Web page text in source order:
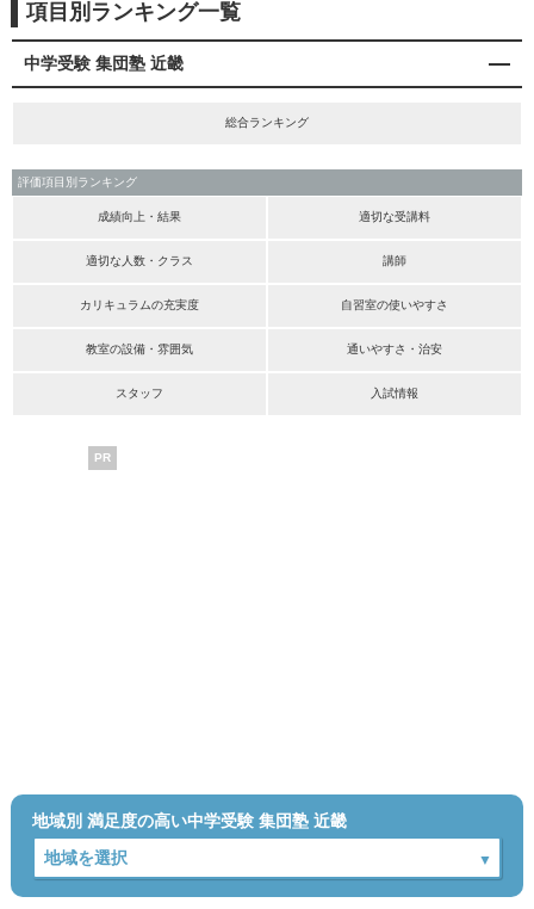
項目別ランキング一覧
中学受験 集団塾 近畿
総合ランキング
評価項目別ランキング
成績向上・結果 適切な受講料
適切な人数・クラス 講師
カリキュラムの充実度 自習室の使いやすさ
教室の設備・雰囲気 通いやすさ・治安
スタッフ 入試情報
PR
地域別 満足度の高い中学受験 集団塾 近畿